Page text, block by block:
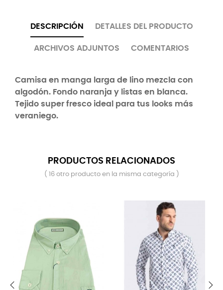
DESCRIPCIÓN DETALLES DEL PRODUCTO
ARCHIVOS ADJUNTOS COMENTARIOS
Camisa en manga larga de lino mezcla con
algodón. Fondo naranja y listas en blanca.
Tejido super fresco ideal para tus looks más
veraniego.
PRODUCTOS RELACIONADOS
( 16 otro producto en la misma categoría )